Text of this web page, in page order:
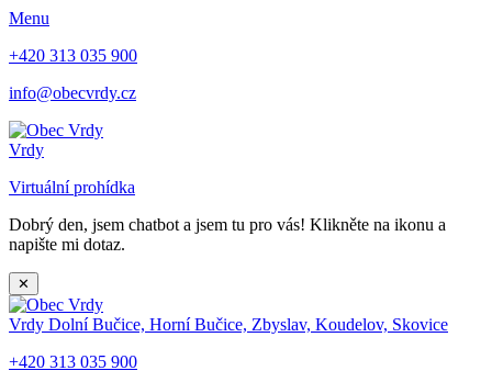
Menu
+420 313 035 900
info@obecvrdy.cz
Vrdy
Virtuální prohídka
Dobrý den, jsem chatbot a jsem tu pro vás! Klikněte na ikonu a
napište mi dotaz.
✕
Vrdy Dolní Bučice, Horní Bučice, Zbyslav, Koudelov, Skovice
+420 313 035 900